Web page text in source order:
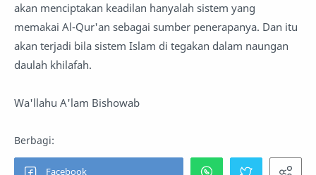
akan menciptakan keadilan hanyalah sistem yang
memakai Al-Qur'an sebagai sumber penerapanya. Dan itu
akan terjadi bila sistem Islam di tegakan dalam naungan
daulah khilafah.
Wa'llahu A'lam Bishowab